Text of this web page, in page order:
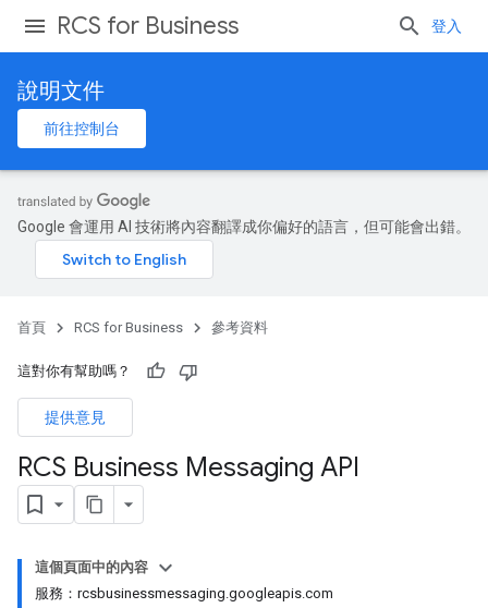
RCS for Business 登入
說明文件
前往控制台
Google 會運用 AI 技術將內容翻譯成你偏好的語言，但可能會出錯。
首頁 RCS for Business 參考資料
這對你有幫助嗎？
提供意見
RCS Business Messaging API
這個頁面中的內容
服務：rcsbusinessmessaging.googleapis.com